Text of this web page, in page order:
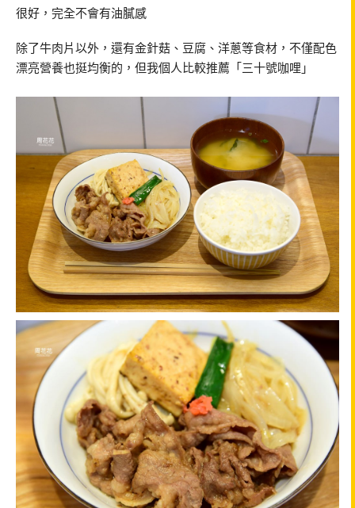
很好，完全不會有油膩感
除了牛肉片以外，還有金針菇、豆腐、洋蔥等食材，不僅配色
漂亮營養也挺均衡的，但我個人比較推薦「三十號咖哩」